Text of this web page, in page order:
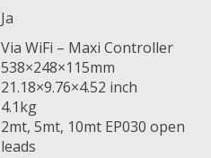
Ja
Via WiFi – Maxi Controller
538×248×115mm
21.18×9.76×4.52 inch
4.1kg
2mt, 5mt, 10mt EP030 open
leads